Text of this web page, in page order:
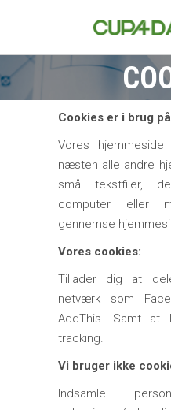
Cookies er i brug
Vores
næsten alle andre
små tekstfiler,
computer eller
gennemse
Vores cookies:
Tillader dig at
netværk som
AddThis. Samt at
tracking.
Vi bruger ikke
Indsamle